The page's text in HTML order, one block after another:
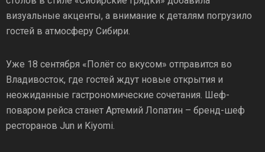
визуальные акценты, а внимание к деталям погрузило
гостей в атмосферу Сибири.
Уже 18 сентября «Полёт со вкусом» отправится во
Владивосток, где гостей ждут новые открытия и
неожиданные гастрономические сочетания. Шеф-
поваром рейса станет Артемий Лопатин – бренд-шеф
ресторанов Jun и Kiyomi.